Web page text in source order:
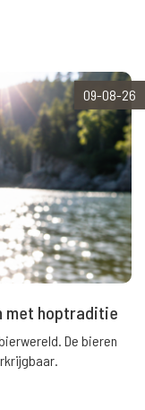
09-08-26
met hoptraditie
De bieren